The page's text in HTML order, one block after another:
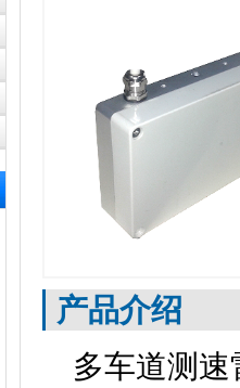
产品介绍
多车道测速